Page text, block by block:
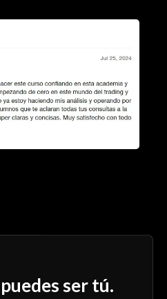
ser tú.